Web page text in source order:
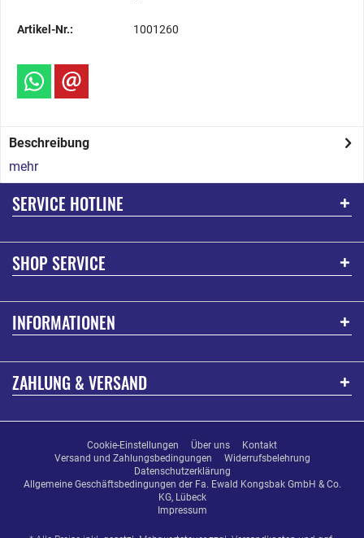
Artikel-Nr.: 1001260
Beschreibung
mehr
SERVICE HOTLINE
SHOP SERVICE
INFORMATIONEN
ZAHLUNG & VERSAND
Cookie-Einstellungen Über uns
Kontakt
Versand und Zahlungsbedingungen
Widerrufsbelehrung
Datenschutzerklärung
Allgemeine Geschäftsbedingungen der Fa. Ewald Kongsbak GmbH & Co.
KG, Lübeck
Impressum